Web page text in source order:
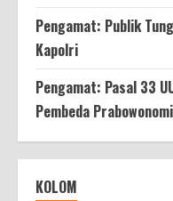
Pengamat: Publik
Kapolri
Pengamat: Pasal 33
Pembeda
KOLOM